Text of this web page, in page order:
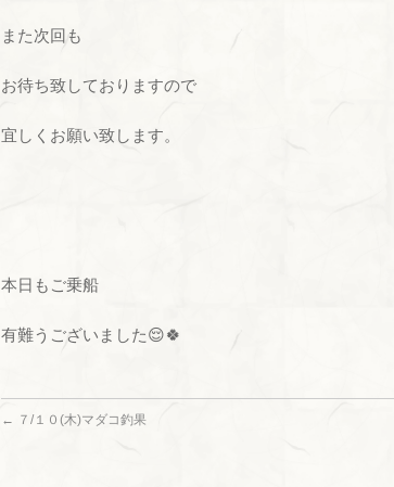
また次回も
お待ち致しておりますので
宜しくお願い致します。
本日もご乗船
有難うございました😌🍀
← ７/１０(木)マダコ釣果